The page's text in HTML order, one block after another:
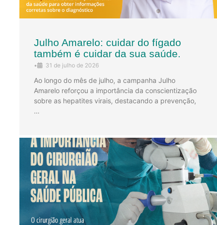
Julho Amarelo: cuidar do fígado
também é cuidar da sua saúde.
• 31 de julho de 2026
Ao longo do mês de julho, a campanha Julho
Amarelo reforçou a importância da conscientização
sobre as hepatites virais, destacando a prevenção,
…